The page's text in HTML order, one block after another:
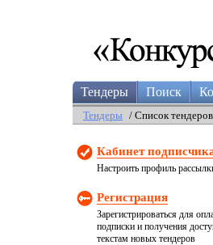
Тендеры Поиск
Тендеры / Список тендеров
Кабинет
Настроить профиль
Регистрация
Зарегистрироваться для
подписки и получения
текстам новых тендеров